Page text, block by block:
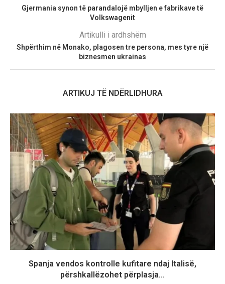
Gjermania synon të parandalojë mbylljen e fabrikave të
Volkswagenit
Artikulli i ardhshëm
Shpërthim në Monako, plagosen tre persona, mes tyre një
biznesmen ukrainas
ARTIKUJ TË NDËRLIDHURA
Spanja vendos kontrolle kufitare ndaj Italisë,
përshkallëzohet përplasja...